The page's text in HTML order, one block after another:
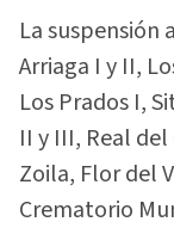
La suspensión
Arriaga I y II,
Los Prados I,
II y III, Real
Zoila, Flor del
Crematorio